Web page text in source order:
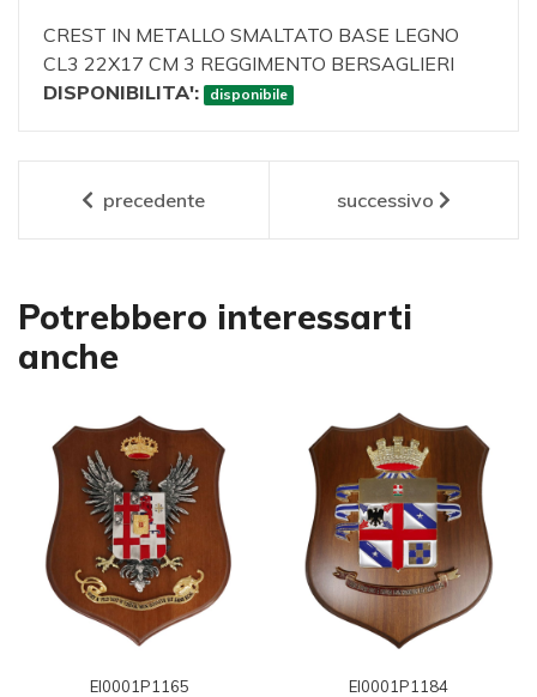
CREST IN METALLO SMALTATO BASE LEGNO
CL3 22X17 CM 3 REGGIMENTO BERSAGLIERI
DISPONIBILITA':
disponibile
precedente successivo
Potrebbero interessarti
anche
EI0001P1165 EI0001P1184